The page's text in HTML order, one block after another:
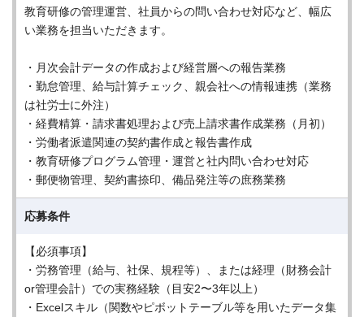
教育研修の管理運営、社員からの問い合わせ対応など、幅広
い業務を担当いただきます。
・月次会計データの作成および経営層への報告業務
・勤怠管理、給与計算チェック、親会社への情報連携（業務
は社労士に外注）
・経費精算・請求書処理および売上請求書作成業務（月初）
・労働者派遣関連の契約書作成と報告書作成
・教育研修プログラム管理・運営と社内問い合わせ対応
・郵便物管理、契約書捺印、備品発注等の庶務業務
応募条件
【必須事項】
・労務管理（給与、社保、規程等）、または経理（財務会計
or管理会計）での実務経験（目安2〜3年以上）
・Excelスキル（関数やピボットテーブル等を用いたデータ集